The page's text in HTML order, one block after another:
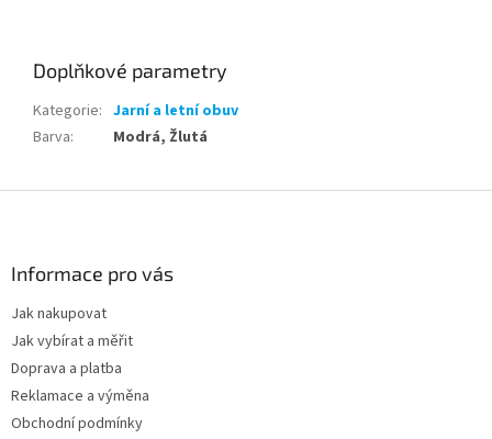
Doplňkové parametry
Kategorie: Jarní a letní obuv
Barva: Modrá, Žlutá
Informace pro vás
Jak nakupovat
Jak vybírat a měřit
Doprava a platba
Reklamace a výměna
Obchodní podmínky